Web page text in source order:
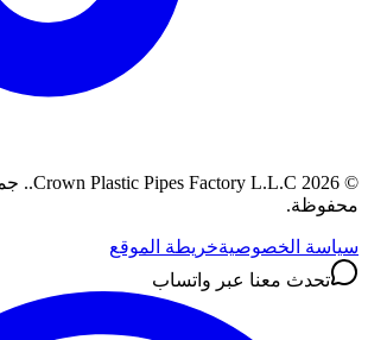
©
2026
Crown Plastic Pipes Factory L.L.C.
.
محفوظة.
سياسة الخصوصيةخريطة الموقع
تحدث معنا عبر واتساب